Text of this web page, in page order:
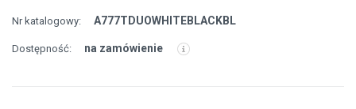
Nr katalogowy: A777TDUOWHITEBLACKBL
Dostępność: na zamówienie